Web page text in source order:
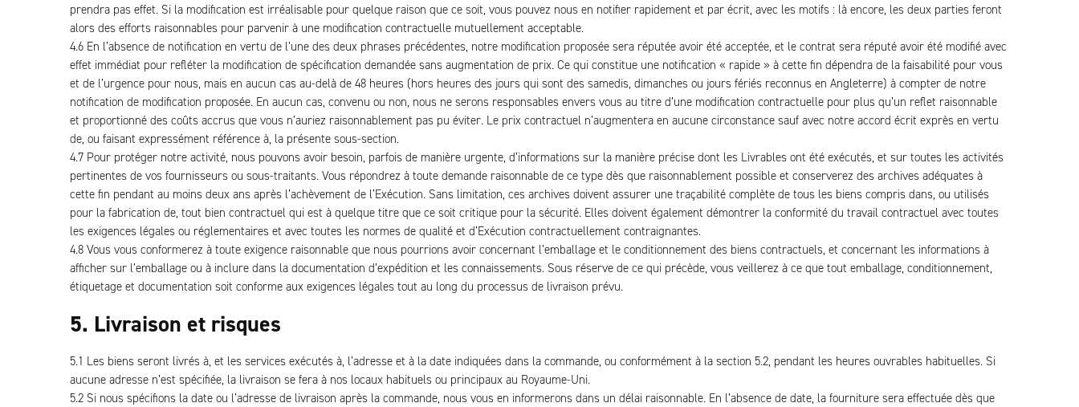
prendra pas effet. Si la modification est irréalisable pour quelque raison que ce soit, vous pouvez nous en notifier rapidement et par écrit, avec les motifs : là encore, les deux parties feront
alors des efforts raisonnables pour parvenir à une modification contractuelle mutuellement acceptable.
4.6 En l’absence de notification en vertu de l’une des deux phrases précédentes, notre modification proposée sera réputée avoir été acceptée, et le contrat sera réputé avoir été modifié avec
effet immédiat pour refléter la modification de spécification demandée sans augmentation de prix. Ce qui constitue une notification « rapide » à cette fin dépendra de la faisabilité pour vous
et de l’urgence pour nous, mais en aucun cas au-delà de 48 heures (hors heures des jours qui sont des samedis, dimanches ou jours fériés reconnus en Angleterre) à compter de notre
notification de modification proposée. En aucun cas, convenu ou non, nous ne serons responsables envers vous au titre d’une modification contractuelle pour plus qu’un reflet raisonnable
et proportionné des coûts accrus que vous n’auriez raisonnablement pas pu éviter. Le prix contractuel n’augmentera en aucune circonstance sauf avec notre accord écrit exprès en vertu
de, ou faisant expressément référence à, la présente sous-section.
4.7 Pour protéger notre activité, nous pouvons avoir besoin, parfois de manière urgente, d’informations sur la manière précise dont les Livrables ont été exécutés, et sur toutes les activités
pertinentes de vos fournisseurs ou sous-traitants. Vous répondrez à toute demande raisonnable de ce type dès que raisonnablement possible et conserverez des archives adéquates à
cette fin pendant au moins deux ans après l’achèvement de l’Exécution. Sans limitation, ces archives doivent assurer une traçabilité complète de tous les biens compris dans, ou utilisés
pour la fabrication de, tout bien contractuel qui est à quelque titre que ce soit critique pour la sécurité. Elles doivent également démontrer la conformité du travail contractuel avec toutes
les exigences légales ou réglementaires et avec toutes les normes de qualité et d’Exécution contractuellement contraignantes.
4.8 Vous vous conformerez à toute exigence raisonnable que nous pourrions avoir concernant l’emballage et le conditionnement des biens contractuels, et concernant les informations à
afficher sur l’emballage ou à inclure dans la documentation d’expédition et les connaissements. Sous réserve de ce qui précède, vous veillerez à ce que tout emballage, conditionnement,
étiquetage et documentation soit conforme aux exigences légales tout au long du processus de livraison prévu.
5. Livraison et risques
5.1 Les biens seront livrés à, et les services exécutés à, l’adresse et à la date indiquées dans la commande, ou conformément à la section 5.2, pendant les heures ouvrables habituelles. Si
aucune adresse n’est spécifiée, la livraison se fera à nos locaux habituels ou principaux au Royaume-Uni.
5.2 Si nous spécifions la date ou l’adresse de livraison après la commande, nous vous en informerons dans un délai raisonnable. En l’absence de date, la fourniture sera effectuée dès que